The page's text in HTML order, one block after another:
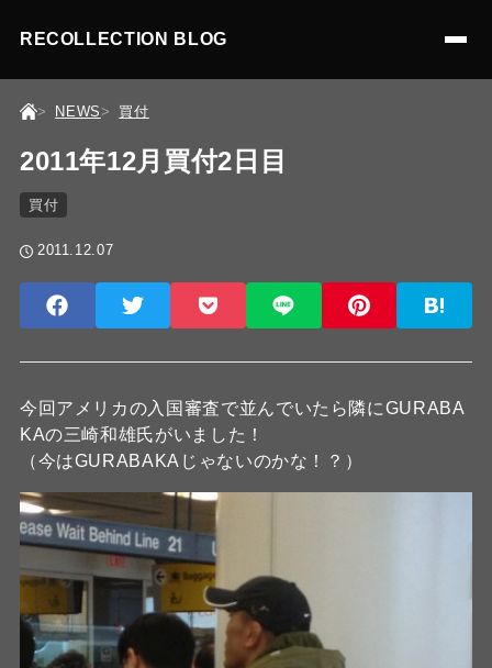
RECOLLECTION BLOG
NEWS 買付
2011年12月買付2日目
買付
2011.12.07
今回アメリカの入国審査で並んでいたら隣にGURABA
KAの三崎和雄氏がいました！
（今はGURABAKAじゃないのかな！？）